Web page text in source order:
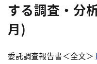
する調査・分
月)
委託調査報告書＜全文＞